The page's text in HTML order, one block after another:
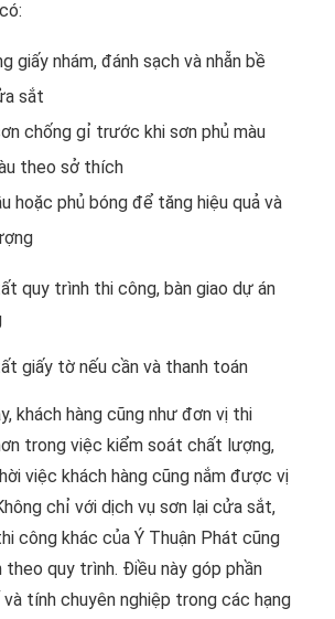
giấy nhám, đánh sạch và nhẵn bề
sắt
chống gỉ trước khi sơn phủ màu
theo sở thích
hoặc phủ bóng để tăng hiệu quả và
quy trình thi công, bàn giao dự án
giấy tờ nếu cần và thanh toán
khách hàng cũng như đơn vị thi
trong việc kiểm soát chất lượng,
việc khách hàng cũng nắm được vị
chỉ với dịch vụ sơn lại cửa sắt,
công khác của Ý Thuận Phát cũng
quy trình. Điều này góp phần
tính chuyên nghiệp trong các hạng